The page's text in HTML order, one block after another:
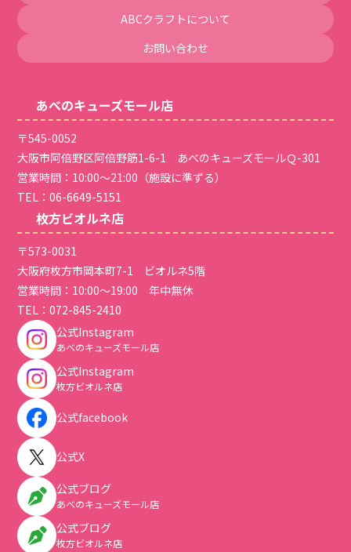
ABCクラフトについて
お問い合わせ
あべのキューズモール店
〒545-0052
大阪市阿倍野区阿倍野筋1-6-1 あべのキューズモールＱ-301
営業時間：10:00～21:00（施設に準ずる）
TEL：06-6649-5151
枚方ビオルネ店
〒573-0031
大阪府枚方市岡本町7-1 ビオルネ5階
営業時間：10:00～19:00 年中無休
TEL：072-845-2410
公式Instagram
あべのキューズモール店
公式Instagram
枚方ビオルネ店
公式facebook
公式X
公式ブログ
あべのキューズモール店
公式ブログ
枚方ビオルネ店